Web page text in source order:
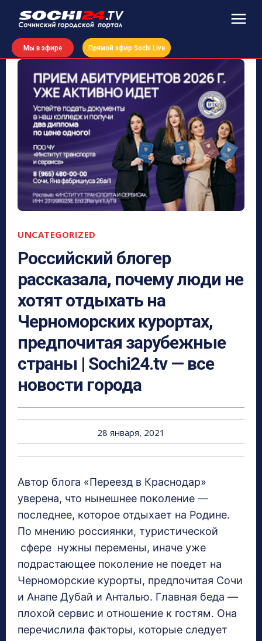
Мы в эфире Прямой эфир Sochi Live
UNCATEGORIZED
Российский блогер
рассказала, почему люди не
хотят отдыхать на
Черноморских курортах,
предпочитая зарубежные
страны | Sochi24.tv — все
новости города
28 января, 2021
Автор блога «Переезд в Краснодар»
уверена, что нынешнее поколение —
последнее, которое отдыхает на Родине.
По мнению россиянки, туристической
сфере нужны перемены, иначе уже
подрастающее поколение не поедет на
Черноморские курорты, предпочитая Сочи
и Анапе Дубай и Анталью. Главная беда —
плохой сервис и отношение к гостям. Она
перечислила факторы, которые следует